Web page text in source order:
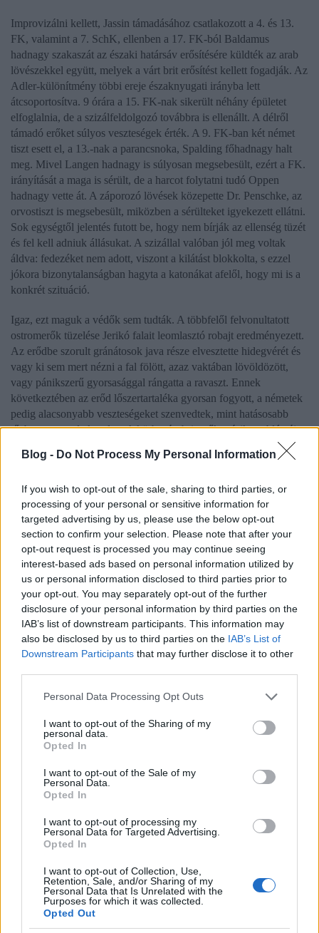
Blog - Do Not Process My Personal Information
If you wish to opt-out of the sale, sharing to third parties, or
processing of your personal or sensitive information for
targeted advertising by us, please use the below opt-out
section to confirm your selection. Please note that after your
opt-out request is processed you may continue seeing
interest-based ads based on personal information utilized by
us or personal information disclosed to third parties prior to
your opt-out. You may separately opt-out of the further
disclosure of your personal information by third parties on the
IAB’s list of downstream participants. This information may
also be disclosed by us to third parties on the IAB’s List of
Downstream Participants that may further disclose it to other
Please note that this website/app uses one or more Google
not limited to your visit or usage behaviour. You may click to
grant or deny consent to Google and its third-party tags to
use your data for below specified purposes in below Google
consent section.
Personal Data Processing Opt Outs
I want to opt-out of the Sharing of my
personal data.
Opted In
I want to opt-out of the Sale of my
Personal Data.
Opted In
I want to opt-out of processing my
Personal Data for Targeted Advertising.
Opted In
I want to opt-out of Collection, Use,
Retention, Sale, and/or Sharing of my
Personal Data that Is Unrelated with the
Purposes for which it was collected.
Opted Out
Improvizálni kellett, Jassin támadásához csatlakozott a 4. és 13.
FK, valamint a 7. SchK, ellenben a 17. FK-ból Baldamus
hadnagy szakaszát az északi határsáv erősítésére küldték az arab
lövészekkel együtt, melyek a várt brit erősítést kellett fogadják. Az
Adler-különítmény többi ereje északnyugati irányba lett
átcsoportosítva. 9 órára a 15. FK-nak sikerült néhány épületet
elfoglalnia, de a szizálfeldolgozó továbbra is ellenállt. A délről
támadó erőket súlyos veszteségek érték. A 9. FK-ban két német
tiszt esett el, a 13.-nak a parancsnoka, Spalding főhadnagy halt
meg. Mivel Langen hadnagy is súlyosan megsebesült, ezért a FK.
irányítását a maga is sérült, de a harcot folytatni tudó Oppen
hadnagy vette át. A záporozó lövések közepette Dr. Penschke, az
orvostiszt is megsebesült, miközben a sérülteket igyekezett ellátni.
Sok egységtől jelentés futott be, hogy nem bírják az ellenség tüzét
és fel kell adniuk állásukat. A szizállal valóban jól meg voltak
áldva: fedezéket nem adott, viszont a kilátást blokkolta, s ezzel
jókora bizonytalanságban hagyta a katonákat afelől, hogy mi is a
konkrét szituáció.
Igaz, ezt maguk a védők sem tudták. A többfelől felvonultatott
ostromerők tüzelése Jerikó falait leomlasztó robajt eredményezett.
Az erődbe szorult gránátosok java része elvesztette hidegvérét és
vagy ki sem mert nézni a fal fölött, azaz vaktában lövöldözött,
vagy pánikszerű gyorsasággal rángatta a ravaszt. Ennek
következtében az erőd lőszertartaléka gyorsan fogyott, a németek
pedig alacsonyabb veszteségeket szenvedtek, mint hatásosabb
tűzben szenvedtek volna. A körbezárt brit erők másik problémája
kibírhatatlan hőségben. Csak a senkiföldjére kikúszva tudtak vizet
A hőség a szizálban rekedt támadókat is megviselte. Zsenge
kókuszdiókkal próbálták szomjukat oltani. Egymással rossz
viszonyban korántsem álló emberek kaptak össze kókuszokon,
mikor pedig mindenfelé pálmák álltak és nem okozott volna extra
nehézséget másik termést keríteni. Erről von Lettow-Vorbeck
számol be, aki Bleeck hadnagy társaságában, mélyen a tűzforró
homokban gázolva elindult Kepler őrnagy csapatai felé a szizálon
keresztül. Kis híján von Hammerstein sorsára jutottak: az
alezredesnek ellőtték a kalapját és golyót kapott a karjába (felületi
sebesülés). A német jobbszárnyon nem álltak valami fényesen a
dolgok. A géppuskákat kezelő öt német közül négy halott volt.
Kepler őrnagy szintén elesett. A súlyos vesztesegeket szenvedő
alakulat irányítását a 11. FK. parancsnoka, Stemmermann
és az ellenség védelmét felmérve visszatért a törzséhez. Többen
annak adtak hangot, hogy Jassinban az égvilágon semmi
Schutztruppe erejét, de az alezredes ragaszkodott az
elképzeléséhez.
A brit erősítés
A KAR 1. zászlóaljának négy százada ekkor hajón utazott dél